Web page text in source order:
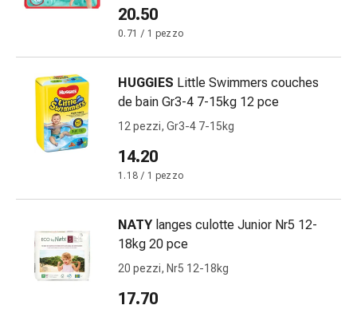
secca
Sudorazione
della
pelle
Vesciche
febbre
Eruzioni
cutanee
Acne
Rimedi
naturali
Trattamento
20.50
0.71 / 1 pezzo
HUGGIES Little Swimmers couches
de bain Gr3-4 7-15kg 12 pce
12 pezzi, Gr3-4 7-15kg
14.20
1.18 / 1 pezzo
NATY langes culotte Junior Nr5 12-
18kg 20 pce
20 pezzi, Nr5 12-18kg
17.70